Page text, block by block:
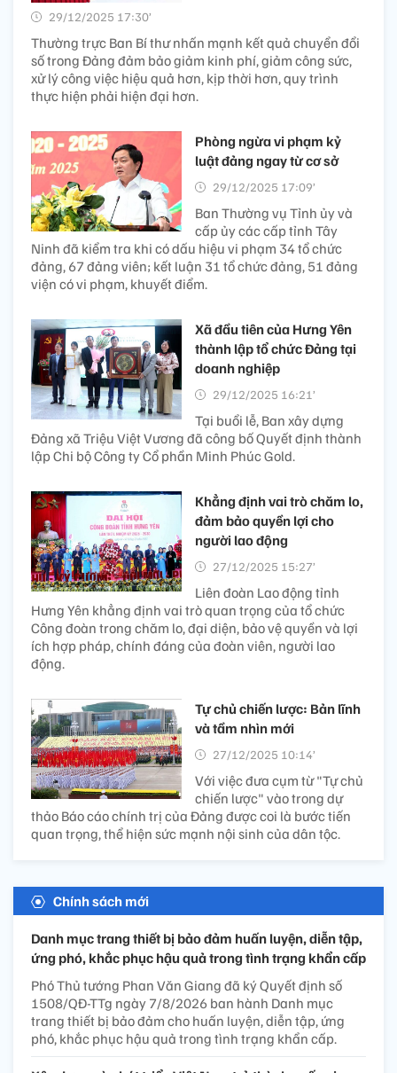
29/12/2025 17:30’
Thường trực Ban Bí thư nhấn mạnh kết quả chuyển đổi
số trong Đảng đảm bảo giảm kinh phí, giảm công sức,
xử lý công việc hiệu quả hơn, kịp thời hơn, quy trình
thực hiện phải hiện đại hơn.
Phòng ngừa vi phạm kỷ
luật đảng ngay từ cơ sở
29/12/2025 17:09’
Ban Thường vụ Tỉnh ủy và
cấp ủy các cấp tỉnh Tây
Ninh đã kiểm tra khi có dấu hiệu vi phạm 34 tổ chức
đảng, 67 đảng viên; kết luận 31 tổ chức đảng, 51 đảng
viện có vi phạm, khuyết điểm.
Xã đầu tiên của Hưng Yên
thành lập tổ chức Đảng tại
doanh nghiệp
29/12/2025 16:21’
Tại buổi lễ, Ban xây dựng
Đảng xã Triệu Việt Vương đã công bố Quyết định thành
lập Chi bộ Công ty Cổ phần Minh Phúc Gold.
Khẳng định vai trò chăm lo,
đảm bảo quyền lợi cho
người lao động
27/12/2025 15:27’
Liên đoàn Lao động tỉnh
Hưng Yên khẳng định vai trò quan trọng của tổ chức
Công đoàn trong chăm lo, đại diện, bảo vệ quyền và lợi
ích hợp pháp, chính đáng của đoàn viên, người lao
động.
Tự chủ chiến lược: Bản lĩnh
và tầm nhìn mới
27/12/2025 10:14’
Với việc đưa cụm từ "Tự chủ
chiến lược" vào trong dự
thảo Báo cáo chính trị của Đảng được coi là bước tiến
quan trọng, thể hiện sức mạnh nội sinh của dân tộc.
Chính sách mới
Danh mục trang thiết bị bảo đảm huấn luyện, diễn tập,
ứng phó, khắc phục hậu quả trong tình trạng khẩn cấp
Phó Thủ tướng Phan Văn Giang đã ký Quyết định số
1508/QĐ-TTg ngày 7/8/2026 ban hành Danh mục
trang thiết bị bảo đảm cho huấn luyện, diễn tập, ứng
phó, khắc phục hậu quả trong tình trạng khẩn cấp.